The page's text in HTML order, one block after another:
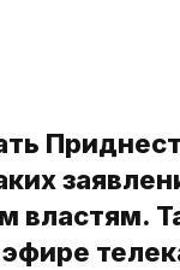
властям.